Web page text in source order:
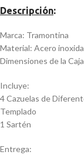
Descripción:
Marca: Tramontina
Material: Acero
Dimensiones de la
Incluye:
4 Cazuelas de
Templado
1 Sartén
Entrega: